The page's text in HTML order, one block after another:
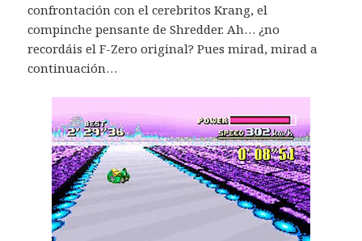
confrontación con el cerebritos Krang, el
compinche pensante de Shredder. Ah… ¿no
recordáis el F-Zero original? Pues mirad, mirad a
continuación…